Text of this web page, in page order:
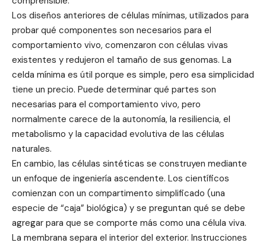
Los diseños anteriores de células mínimas, utilizados para
probar qué componentes son necesarios para el
comportamiento vivo, comenzaron con células vivas
existentes y redujeron el tamaño de sus genomas. La
celda mínima es útil porque es simple, pero esa simplicidad
tiene un precio. Puede determinar qué partes son
necesarias para el comportamiento vivo, pero
normalmente carece de la autonomía, la resiliencia, el
metabolismo y la capacidad evolutiva de las células
naturales.
En cambio, las células sintéticas se construyen mediante
un enfoque de ingeniería ascendente. Los científicos
comienzan con un compartimento simplificado (una
especie de “caja” biológica) y se preguntan qué se debe
agregar para que se comporte más como una célula viva.
La membrana separa el interior del exterior. Instrucciones